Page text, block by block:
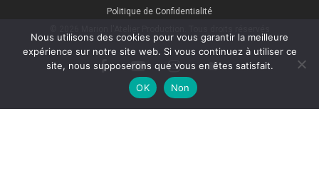
Politique de Confidentialité
facebookyoutube instagramsoundcloud
Nous utilisons des cookies pour vous garantir la meilleure
expérience sur notre site web. Si vous continuez à utiliser ce
site, nous supposerons que vous en êtes satisfait.
OK
Non